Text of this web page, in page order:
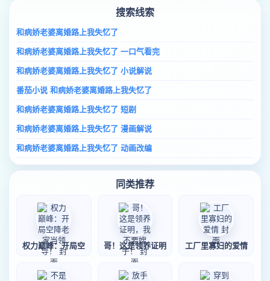
搜索线索
和病娇老婆离婚路上我失忆了
和病娇老婆离婚路上我失忆了 一口气看完
和病娇老婆离婚路上我失忆了 小说解说
番茄小说 和病娇老婆离婚路上我失忆了
和病娇老婆离婚路上我失忆了 短剧
和病娇老婆离婚路上我失忆了 漫画解说
和病娇老婆离婚路上我失忆了 动画改编
同类推荐
权力巅峰：开局空 哥！这是领养证明 工厂里寡妇的爱情